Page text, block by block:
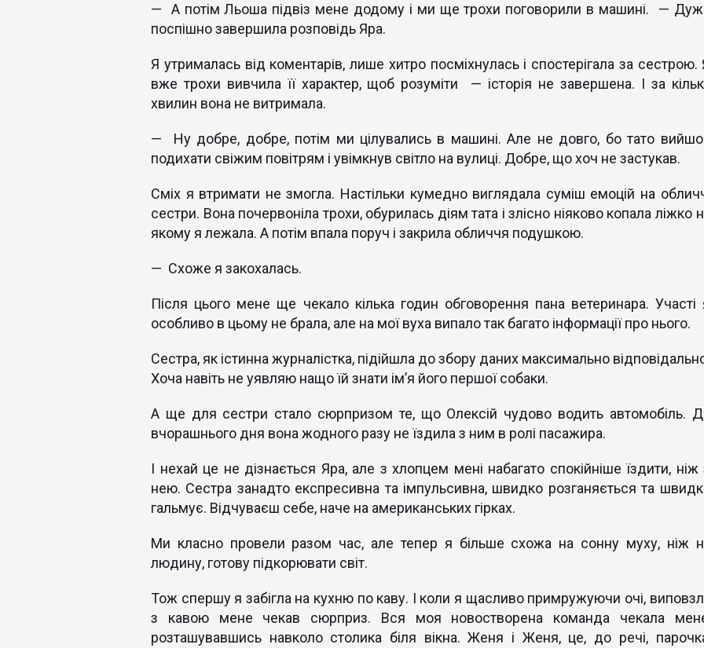
— А потім Льоша підвіз мене додому і ми ще трохи поговорили в машині. —
поспішно завершила розповідь Яра.
Я утрималась від коментарів, лише хитро посміхнулась і спостерігала за сестрою.
вже трохи вивчила її характер, щоб розуміти — історія не завершена. І за
хвилин вона не витримала.
— Ну добре, добре, потім ми цілувались в машині. Але не довго, бо тато
подихати свіжим повітрям і увімкнув світло на вулиці. Добре, що хоч не застукав.
Сміх я втримати не змогла. Настільки кумедно виглядала суміш емоцій на
сестри. Вона почервоніла трохи, обурилась діям тата і злісно ніяково копала ліжко
якому я лежала. А потім впала поруч і закрила обличчя подушкою.
— Схоже я закохалась.
Після цього мене ще чекало кілька годин обговорення пана ветеринара. Участі
особливо в цьому не брала, але на мої вуха випало так багато інформації про нього.
Сестра, як істинна журналістка, підійшла до збору даних максимально
Хоча навіть не уявляю нащо їй знати ім’я його першої собаки.
А ще для сестри стало сюрпризом те, що Олексій чудово водить автомобіль.
вчорашнього дня вона жодного разу не їздила з ним в ролі пасажира.
І нехай це не дізнається Яра, але з хлопцем мені набагато спокійніше їздити, ніж
нею. Сестра занадто експресивна та імпульсивна, швидко розганяється та
гальмує. Відчуваєш себе, наче на американських гірках.
Ми класно провели разом час, але тепер я більше схожа на сонну муху, ніж
людину, готову підкорювати світ.
Тож спершу я забігла на кухню по каву. І коли я щасливо примружуючи очі,
з кавою мене чекав сюрприз. Вся моя новостворена команда чекала
розташувавшись навколо столика біля вікна. Женя і Женя, це, до речі,